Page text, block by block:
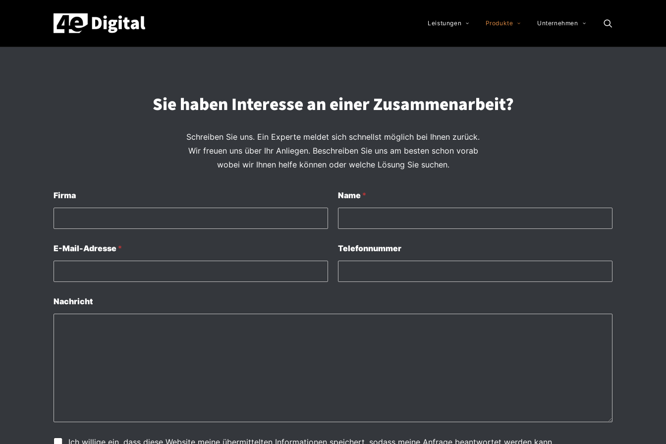
Leistungen Produkte Unternehmen
Sie haben Interesse an einer Zusammenarbeit?
Schreiben Sie uns. Ein Experte meldet sich schnellst möglich bei Ihnen zurück.
Wir freuen uns über Ihr Anliegen. Beschreiben Sie uns am besten schon vorab
wobei wir Ihnen helfe können oder welche Lösung Sie suchen.
Firma Name *
E-Mail-Adresse * Telefonnummer
Nachricht
E